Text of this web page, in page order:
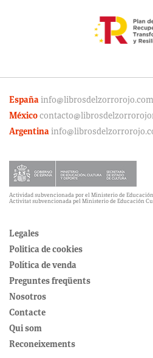
Españainfo@librosdelzorrorojo.com
México
Argentina
Actividad subvencionada por el Ministerio de
Activitat subvencionada pel Ministerio de Educación
Legales
Politica de cookies
Política de venda
Preguntes freqüents
Nosotros
Contacte
Qui som
Reconeixements